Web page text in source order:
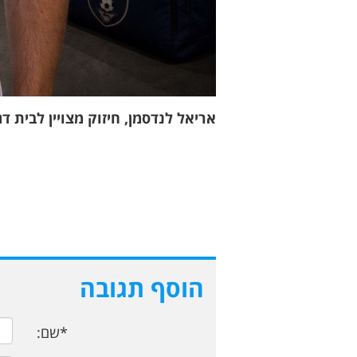
אריאל לנדסמן, חיזוק מצויין לבית
הוסף תגובה
*שם: